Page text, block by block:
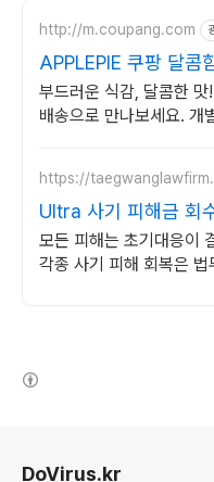
http://m.coupang.com
APPLEPIE 쿠팡 달콤
부드러운 식감, 달콤한
배송으로 만나보세요. 개
https://
Ultra 사기 피해금 회
모든 피해는 초기대응이
각종 사기 피해 회복은 법
DoVirus.kr